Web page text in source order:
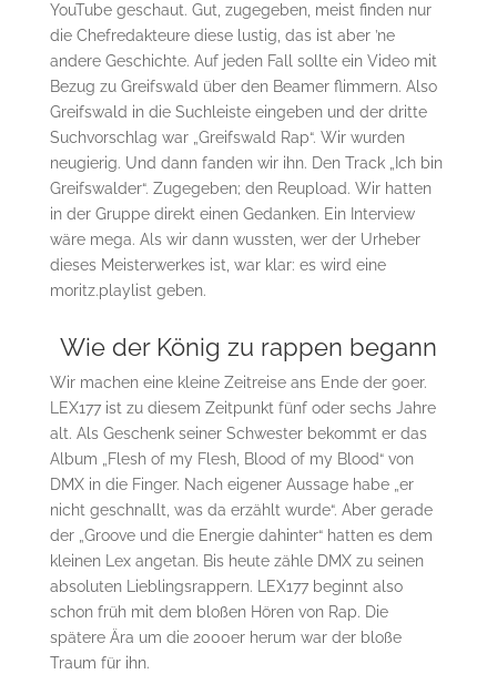
YouTube geschaut. Gut, zugegeben, meist finden nur
die Chefredakteure diese lustig, das ist aber ’ne
andere Geschichte. Auf jeden Fall sollte ein Video mit
Bezug zu Greifswald über den Beamer flimmern. Also
Greifswald in die Suchleiste eingeben und der dritte
Suchvorschlag war „Greifswald Rap“. Wir wurden
neugierig. Und dann fanden wir ihn. Den Track „Ich bin
Greifswalder“. Zugegeben; den Reupload. Wir hatten
in der Gruppe direkt einen Gedanken. Ein Interview
wäre mega. Als wir dann wussten, wer der Urheber
dieses Meisterwerkes ist, war klar: es wird eine
moritz.playlist geben.
Wie der König zu rappen begann
Wir machen eine kleine Zeitreise ans Ende der 90er.
LEX177 ist zu diesem Zeitpunkt fünf oder sechs Jahre
alt. Als Geschenk seiner Schwester bekommt er das
Album „Flesh of my Flesh, Blood of my Blood“ von
DMX in die Finger. Nach eigener Aussage habe „er
nicht geschnallt, was da erzählt wurde“. Aber gerade
der „Groove und die Energie dahinter“ hatten es dem
kleinen Lex angetan. Bis heute zähle DMX zu seinen
absoluten Lieblingsrappern. LEX177 beginnt also
schon früh mit dem bloßen Hören von Rap. Die
spätere Ära um die 2000er herum war der bloße
Traum für ihn.